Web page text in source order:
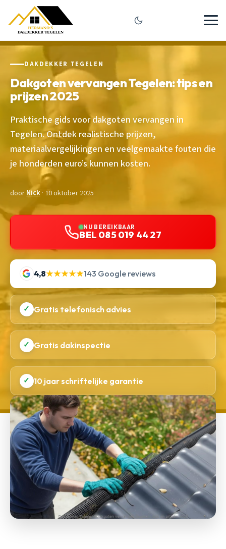
DAKDEKKER TEGELEN
Dakgoten vervangen Tegelen: tips en
prijzen 2025
Praktische gids voor dakgoten vervangen in
Tegelen. Ontdek realistische prijzen,
materiaalvergelijkingen en veelgemaakte fouten die
je honderden euro’s kunnen kosten.
doorNick· 10 oktober 2025
NU BEREIKBAAR
BEL 085 019 44 27
4,8★★★★★143 Google reviews
✓ Gratis telefonisch advies
✓ Gratis dakinspectie
✓ 10 jaar schriftelijke garantie